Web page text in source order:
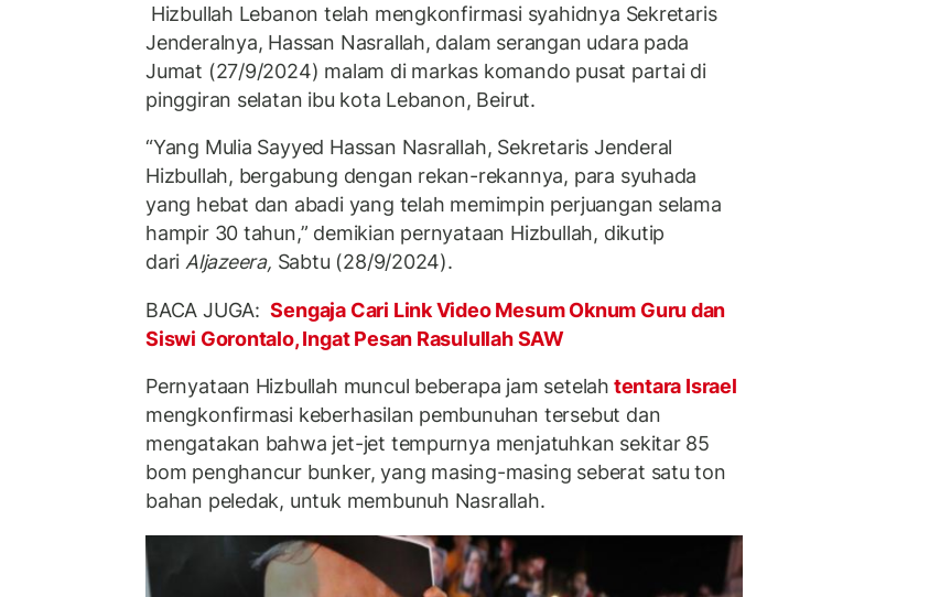
Hizbullah Lebanon telah mengkonfirmasi syahidnya Sekretaris
Jenderalnya, Hassan Nasrallah, dalam serangan udara pada
Jumat (27/9/2024) malam di markas komando pusat partai di
pinggiran selatan ibu kota Lebanon, Beirut.
“Yang Mulia Sayyed Hassan Nasrallah, Sekretaris Jenderal
Hizbullah, bergabung dengan rekan-rekannya, para syuhada
yang hebat dan abadi yang telah memimpin perjuangan selama
hampir 30 tahun,” demikian pernyataan Hizbullah, dikutip
dari Aljazeera, Sabtu (28/9/2024).
BACA JUGA:Sengaja Cari Link Video Mesum Oknum Guru dan
Siswi Gorontalo, Ingat Pesan Rasulullah SAW
Pernyataan Hizbullah muncul beberapa jam setelah tentara Israel
mengkonfirmasi keberhasilan pembunuhan tersebut dan
mengatakan bahwa jet-jet tempurnya menjatuhkan sekitar 85
bom penghancur bunker, yang masing-masing seberat satu ton
bahan peledak, untuk membunuh Nasrallah.